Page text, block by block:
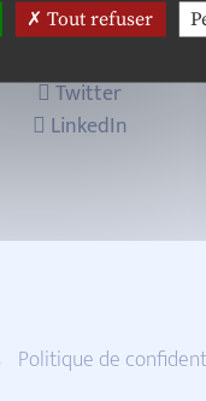
Twitter
LinkedIn
Politique de
Tout refuser